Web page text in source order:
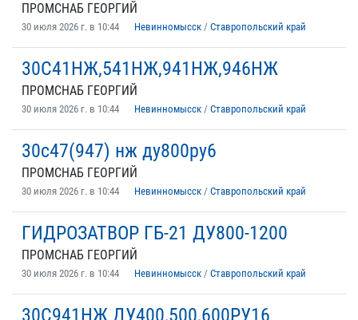
ПРОМСНАБ ГЕОРГИЙ
30 июля 2026 г. в 10:44 Невинномысск / Ставропольский край
30С41НЖ,541НЖ,941НЖ,946НЖ
ПРОМСНАБ ГЕОРГИЙ
30 июля 2026 г. в 10:44 Невинномысск / Ставропольский край
30с47(947) нж ду800ру6
ПРОМСНАБ ГЕОРГИЙ
30 июля 2026 г. в 10:44 Невинномысск / Ставропольский край
ГИДРОЗАТВОР ГБ-21 ДУ800-1200
ПРОМСНАБ ГЕОРГИЙ
30 июля 2026 г. в 10:44 Невинномысск / Ставропольский край
30С941НЖ ДУ400,500,600РУ16